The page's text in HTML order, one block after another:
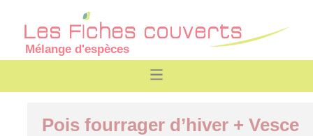
Mélange d'espèces
Pois fourrager d’hiver + Vesce